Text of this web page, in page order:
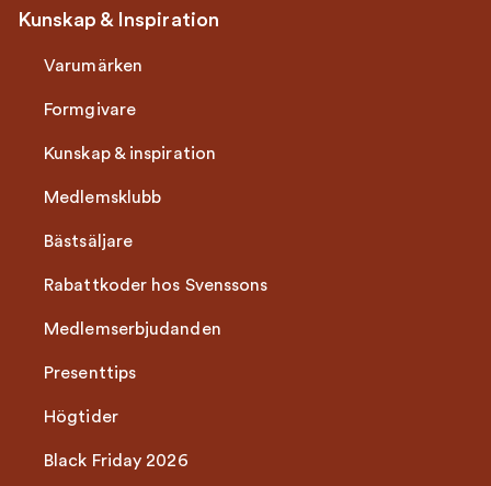
Kunskap & Inspiration
Varumärken
Formgivare
Kunskap & inspiration
Medlemsklubb
Bästsäljare
Rabattkoder hos Svenssons
Medlemserbjudanden
Presenttips
Högtider
Black Friday 2026